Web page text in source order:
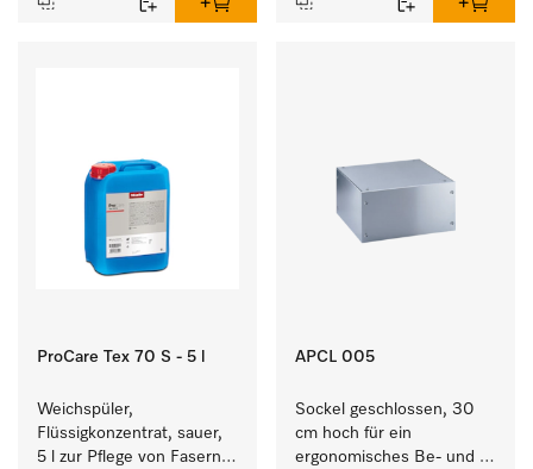
ProCare Tex 70 S - 5 l
Weichspüler,
Flüssigkonzentrat, sauer,
5 l zur Pflege von Fasern
APCL 005
Sockel geschlossen, 30
cm hoch für ein
ergonomisches Be- und